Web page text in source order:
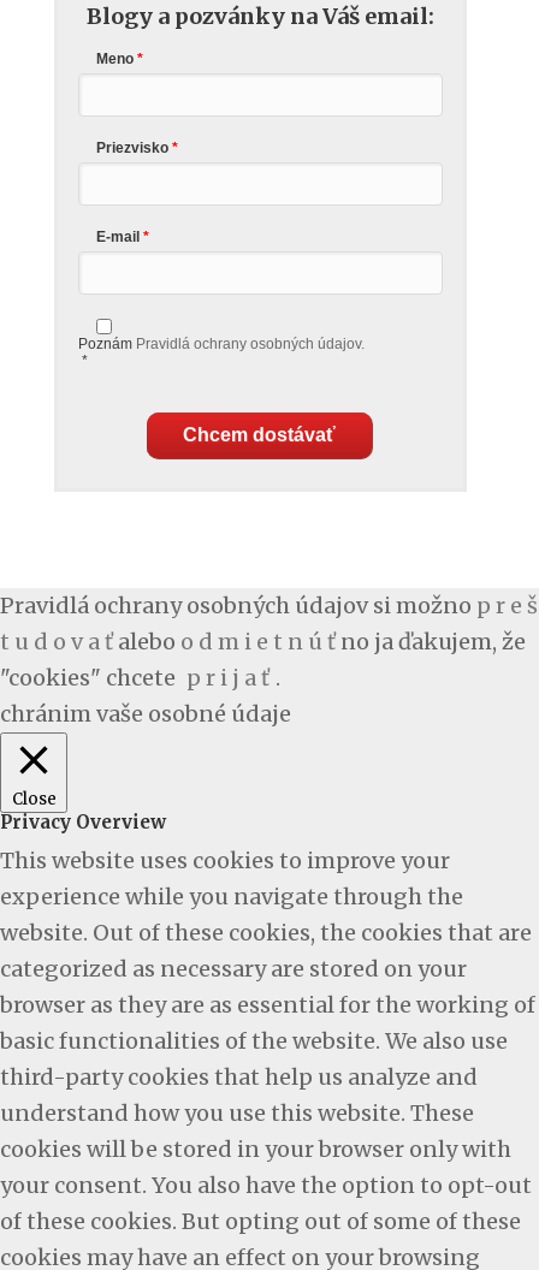
Blogy a pozvánky na Váš email:
Meno
Priezvisko
E-mail
Poznám Pravidlá ochrany osobných údajov.
*
Chcem dostávať
Pravidlá ochrany osobných údajov si možno p r e š
t u d o v a ťalebo o d m i e t n ú ťno ja ďakujem, že
"cookies" chcete p r i j a ť .
chránim vaše osobné údaje
Close
Privacy Overview
This website uses cookies to improve your
experience while you navigate through the
website. Out of these cookies, the cookies that are
categorized as necessary are stored on your
browser as they are as essential for the working of
basic functionalities of the website. We also use
third-party cookies that help us analyze and
understand how you use this website. These
cookies will be stored in your browser only with
your consent. You also have the option to opt-out
of these cookies. But opting out of some of these
cookies may have an effect on your browsing